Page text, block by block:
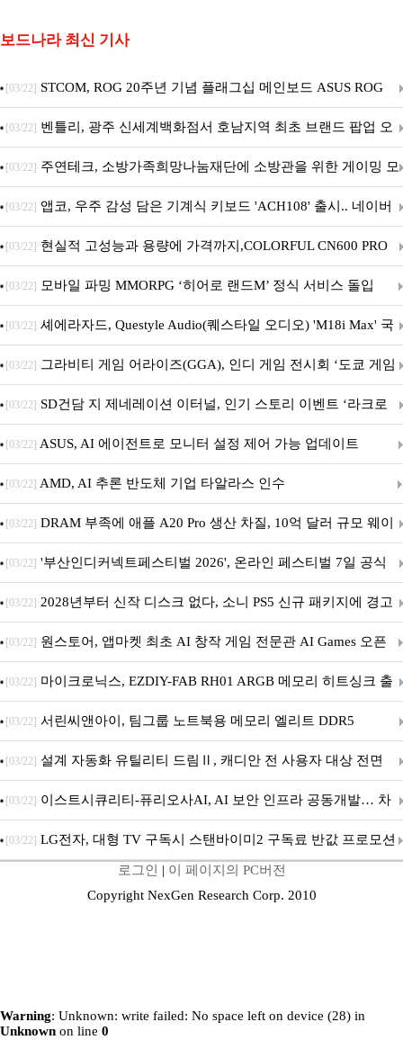
보드나라 최신 기사
[03/22] STCOM, ROG 20주년 기념 플래그십 메인보드 ASUS ROG
Crosshair X870E EDITION 20 국내 출시 예정
[03/22] 벤틀리, 광주 신세계백화점서 호남지역 최초 브랜드 팝업 오
픈
[03/22] 주연테크, 소방가족희망나눔재단에 소방관을 위한 게이밍 모
니터·스마트 펫 침대 기부
[03/22] 앱코, 우주 감성 담은 기계식 키보드 'ACH108' 출시.. 네이버
브랜드데이 기획전 진행
[03/22] 현실적 고성능과 용량에 가격까지,COLORFUL CN600 PRO
M.2 NVMe 디앤디컴 1TB
[03/22] 모바일 파밍 MMORPG ‘히어로 랜드M’ 정식 서비스 돌입
[03/22] 셰에라자드, Questyle Audio(퀘스타일 오디오) 'M18i Max' 국
내 정식 출시
[03/22] 그라비티 게임 어라이즈(GGA), 인디 게임 전시회 ‘도쿄 게임
던전 13’ 참가!
[03/22] SD건담 지 제네레이션 이터널, 인기 스토리 이벤트 ‘라크로
아의 용사’ 재개최 및 풍성한 기념 이벤트 실시!
[03/22] ASUS, AI 에이전트로 모니터 설정 제어 가능 업데이트
[03/22] AMD, AI 추론 반도체 기업 타알라스 인수
[03/22] DRAM 부족에 애플 A20 Pro 생산 차질, 10억 달러 규모 웨이
퍼 대기
[03/22] '부산인디커넥트페스티벌 2026', 온라인 페스티벌 7일 공식
개막... 22일간 진행
[03/22] 2028년부터 신작 디스크 없다, 소니 PS5 신규 패키지에 경고
문 추가
[03/22] 원스토어, 앱마켓 최초 AI 창작 게임 전문관 AI Games 오픈
[03/22] 마이크로닉스, EZDIY-FAB RH01 ARGB 메모리 히트싱크 출
시
[03/22] 서린씨앤아이, 팀그룹 노트북용 메모리 엘리트 DDR5
5600MHz 16GB 출시
[03/22] 설계 자동화 유틸리티 드림Ⅱ, 캐디안 전 사용자 대상 전면
무상 배포
[03/22] 이스트시큐리티-퓨리오사AI, AI 보안 인프라 공동개발… 차
세대 AI 보안 플랫폼 구축
[03/22] LG전자, 대형 TV 구독시 스탠바이미2 구독료 반값 프로모션
로그인 | 이 페이지의 PC버전
Copyright NexGen Research Corp. 2010
Warning: Unknown: write failed: No space left on device (28) in
Unknown on line 0